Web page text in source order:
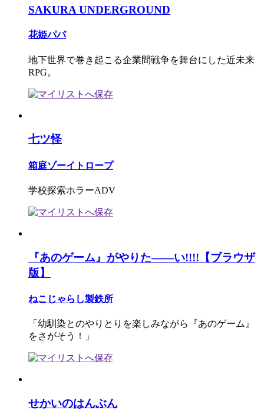
SAKURA UNDERGROUND
花姫パパ
地下世界で巻き起こる企業間戦争を舞台にした近未来
RPG。
七ツ怪
箱庭ゾーイトロープ
学校探索ホラーADV
『あのゲーム』がやりた――い!!!!【ブラウザ
版】
ねこじゃらし製鉄所
「幼馴染とのやりとりを楽しみながら『あのゲーム』
をさがそう！」
せかいのはんぶん